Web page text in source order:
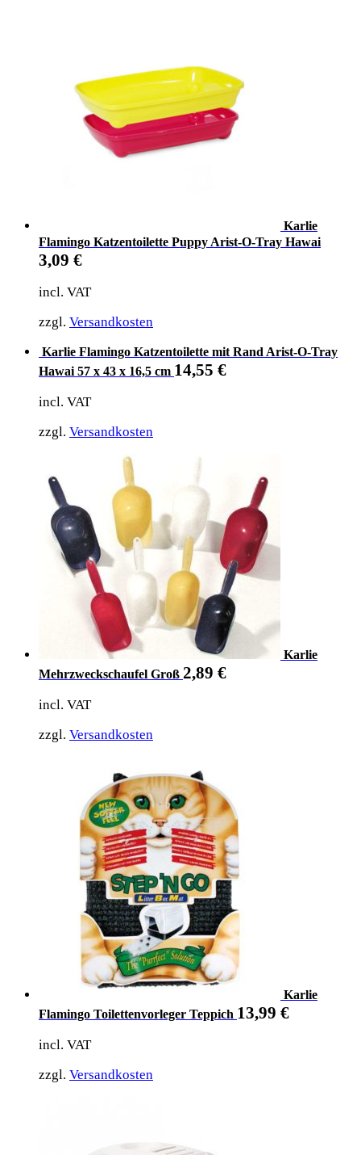
Karlie
Flamingo Katzentoilette Puppy Arist-O-Tray Hawai
3,09 €
incl. VAT
zzgl. Versandkosten
Karlie Flamingo Katzentoilette mit Rand Arist-O-Tray
Hawai 57 x 43 x 16,5 cm 14,55 €
incl. VAT
zzgl. Versandkosten
Karlie
Mehrzweckschaufel Groß 2,89 €
incl. VAT
zzgl. Versandkosten
Karlie
Flamingo Toilettenvorleger Teppich 13,99 €
incl. VAT
zzgl. Versandkosten